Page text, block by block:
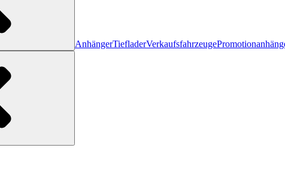
AnhängerTiefladerVerkaufsfahrzeuge